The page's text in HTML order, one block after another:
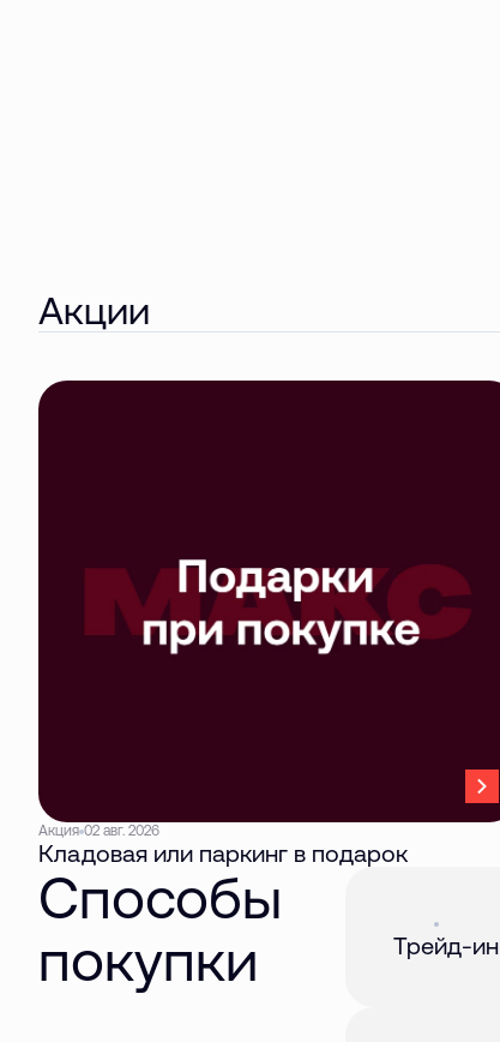
Акции
Акция 02 авг. 2026
Кладовая или паркинг в подарок
Способы
покупки
Трейд-ин